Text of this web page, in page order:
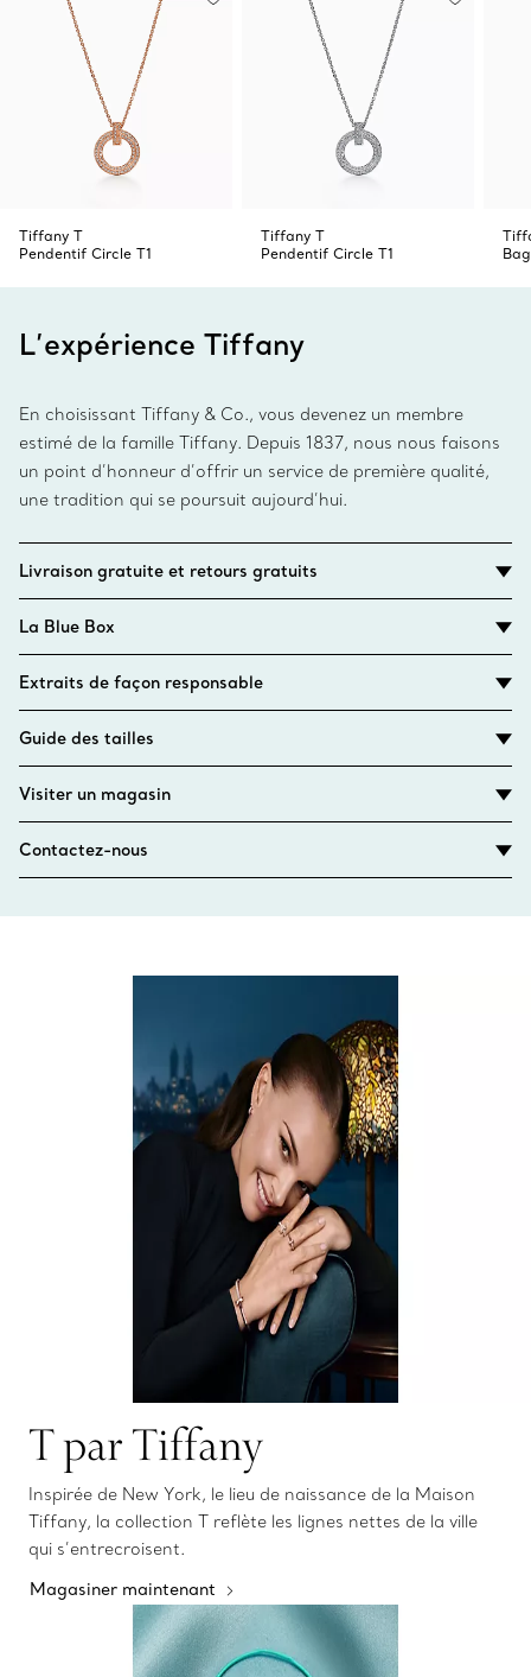
Tiffany T
Pendentif Circle T1
Tiffany T
Pendentif Circle T1
L’expérience Tiffany
En choisissant Tiffany & Co., vous devenez un membre
estimé de la famille Tiffany. Depuis 1837, nous nous faisons
un point d’honneur d’offrir un service de première qualité,
une tradition qui se poursuit aujourd’hui.
Livraison gratuite et retours gratuits
La Blue Box
Extraits de façon responsable
Guide des tailles
Visiter un magasin
Contactez-nous
T par Tiffany
Inspirée de New York, le lieu de naissance de la Maison
Tiffany, la collection T reflète les lignes nettes de la ville
qui s’entrecroisent.
Magasiner maintenant